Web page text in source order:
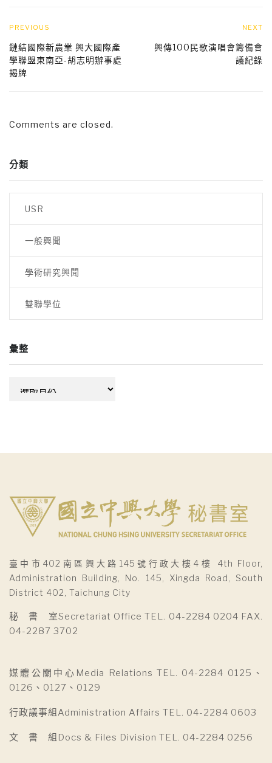
PREVIOUS
鏈結國際新農業 興大國際產
學聯盟東南亞-胡志明辦事處
揭牌
NEXT
興傳100民歌演唱會籌備會
議紀錄
Comments are closed.
分類
USR
一般興聞
學術研究興聞
雙聯學位
彙整
臺中市402南區興大路145號行政大樓4樓 4th Floor,
Administration Building, No. 145, Xingda Road, South
District 402, Taichung City
秘 書 室Secretariat Office TEL. 04-2284 0204 FAX.
04-2287 3702
媒體公關中心Media Relations TEL. 04-2284 0125、
0126、0127、0129
行政議事組Administration Affairs TEL. 04-2284 0603
文 書 組Docs & Files Division TEL. 04-2284 0256